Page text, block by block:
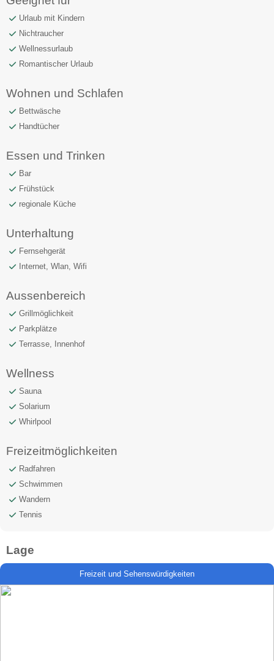
Urlaub mit Kindern
Nichtraucher
Wellnessurlaub
Romantischer Urlaub
Wohnen und Schlafen
Bettwäsche
Handtücher
Essen und Trinken
Bar
Frühstück
regionale Küche
Unterhaltung
Fernsehgerät
Internet, Wlan, Wifi
Aussenbereich
Grillmöglichkeit
Parkplätze
Terrasse, Innenhof
Wellness
Sauna
Solarium
Whirlpool
Freizeitmöglichkeiten
Radfahren
Schwimmen
Wandern
Tennis
Lage
Freizeit und Sehenswürdigkeiten